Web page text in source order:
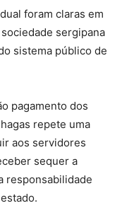
foram claras em
sergipana
sistema público de
pagamento dos
repete uma
aos servidores
sequer a
responsabilidade